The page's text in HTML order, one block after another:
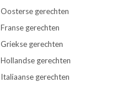
Oosterse gerechten
Franse gerechten
Griekse gerechten
Hollandse gerechten
Italiaanse gerechten